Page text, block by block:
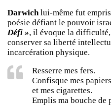
Darwichlui-même fut
poésie défiant le pouvoir
Défi », il évoque la difficulté,
conserver sa liberté
incarcération physique.
Resserre mes fers.
Confisque mes papiers
et mes cigarettes.
Emplis ma bouche de